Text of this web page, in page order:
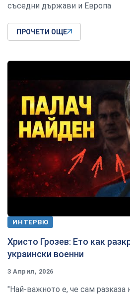
съседни държави и Европа
ПРОЧЕТИ ОЩЕ
ИНТЕРВЮ
Христо Грозев: Ето как
украински военни
3 Април, 2026
"Най-важното е, че сам разказа